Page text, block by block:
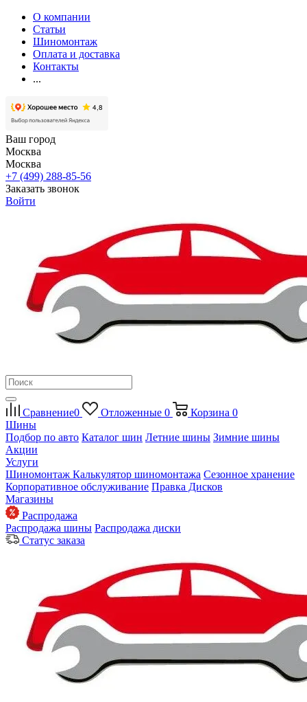
О компании
Статьи
Шиномонтаж
Оплата и доставка
Контакты
...
Ваш город
Москва
Москва
+7 (499) 288-85-56
Заказать звонок
Войти
Сравнение0 Отложенные 0 Корзина 0
Шины
Подбор по авто Каталог шин Летние шины Зимние шины
Акции
Услуги
Шиномонтаж Калькулятор шиномонтажа Сезонное хранение
Корпоративное обслуживание Правка Дисков
Магазины
Распродажа
Распродажа шины Распродажа диски
Статус заказа